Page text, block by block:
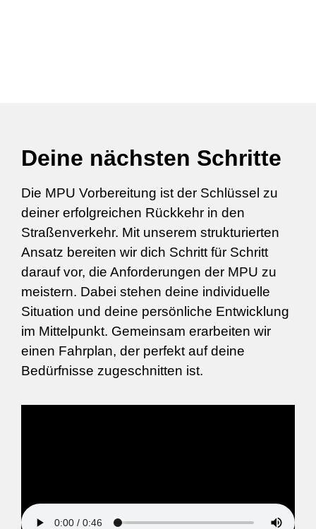
Deine nächsten Schritte
Die MPU Vorbereitung ist der Schlüssel zu
deiner erfolgreichen Rückkehr in den
Straßenverkehr. Mit unserem strukturierten
Ansatz bereiten wir dich Schritt für Schritt
darauf vor, die Anforderungen der MPU zu
meistern. Dabei stehen deine individuelle
Situation und deine persönliche Entwicklung
im Mittelpunkt. Gemeinsam erarbeiten wir
einen Fahrplan, der perfekt auf deine
Bedürfnisse zugeschnitten ist.